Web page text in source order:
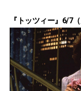
『トッツィー』6/7